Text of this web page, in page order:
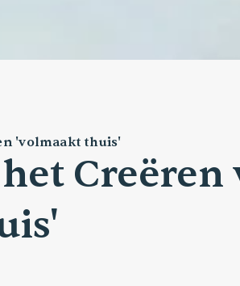
'volmaakt thuis'
Creëren